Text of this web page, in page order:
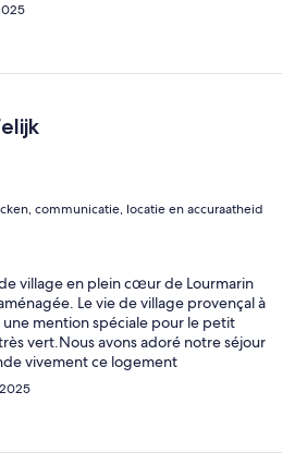
communicatie, locatie en accuraatheid
village en plein cœur de Lourmarin
Le vie de village provençal à
une mention spéciale pour le petit
vert.Nous avons adoré notre séjour
vivement ce logement